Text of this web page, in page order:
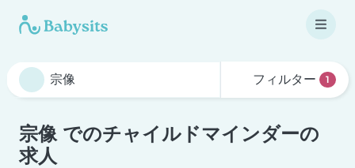
フィルター 1
宗像 でのチャイルドマインダーの
求人